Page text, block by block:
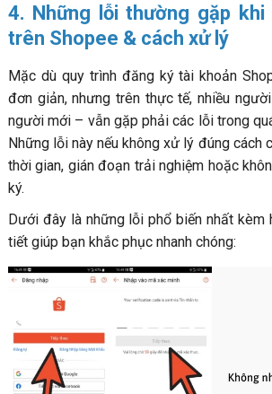
4. Những lỗi thường gặp
trên Shopee & cách xử lý
Mặc dù quy trình đăng ký tài khoản
đơn giản, nhưng trên thực tế, nhiều
người mới – vẫn gặp phải các lỗi trong
Những lỗi này nếu không xử lý đúng cách
thời gian, gián đoạn trải nghiệm hoặc
ký.
Dưới đây là những lỗi phổ biến nhất
tiết giúp bạn khắc phục nhanh chóng: